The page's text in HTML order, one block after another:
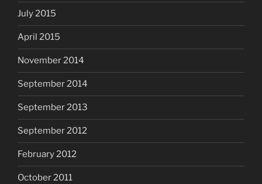
July 2015
April 2015
November 2014
September 2014
September 2013
September 2012
February 2012
October 2011